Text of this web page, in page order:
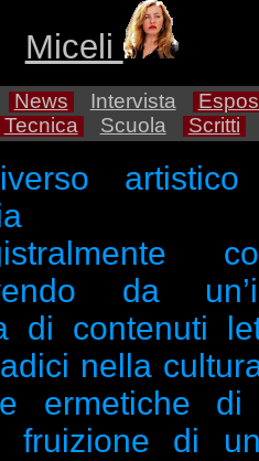
Miceli
News Intervista
Tecnica Scuola Scritti
da
di contenuti
nella
ermetiche
fruizione di